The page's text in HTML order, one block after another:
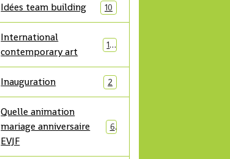
Idées team building 10
International
contemporary art
14
Inauguration 2
Quelle animation
mariage anniversaire
EVJF
6